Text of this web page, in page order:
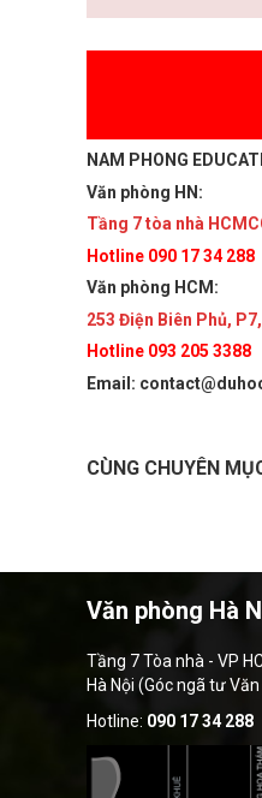
NAM PHONG
Văn phòng HN:
Tầng 7 tòa nhà
Hotline 090 17 34 288
Văn phòng HCM:
253 Điện Biên Phủ,
Hotline 093 205 3388
Email:
CÙNG CHUYÊN
Văn phòng Hà
Tầng 7 Tòa nhà - VP
Hà Nội (Góc ngã tư
Hotline: 090 17 34 288